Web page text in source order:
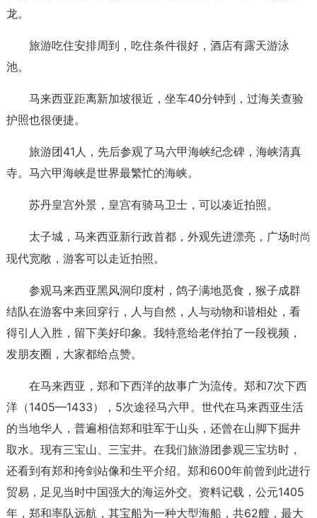
龙。
旅游吃住安排周到，吃住条件很好，酒店有露天游泳
池。
马来西亚距离新加坡很近，坐车40分钟到，过海关查验
护照也很便捷。
旅游团41人，先后参观了马六甲海峡纪念碑，海峡清真
寺。马六甲海峡是世界最繁忙的海峡。
苏丹皇宫外景，皇宫有骑马卫士，可以凑近拍照。
太子城，马来西亚新行政首都，外观先进漂亮，广场时尚
现代宽敞，游客可以走近拍照。
参观马来西亚黑风洞印度村，鸽子满地觅食，猴子成群
结队在游客中来回穿行，人与自然，人与动物和谐相处，看
得引人入胜，留下美好印象。我特意给老伴拍了一段视频，
发朋友圈，大家都给点赞。
在马来西亚，郑和下西洋的故事广为流传。郑和7次下西
洋（1405—1433），5次途径马六甲。世代在马来西亚生活
的当地华人，普遍相信郑和驻军于山头，还曾在山脚下掘井
取水。现有三宝山、三宝井。在我们旅游团参观三宝坊时，
还看到有郑和挎剑站像和生平介绍。郑和600年前曾到此进行
贸易，足见当时中国强大的海运外交。资料记载，公元1405
年，郑和率队远航，其宝船为一种大型海船，共62艘，最大